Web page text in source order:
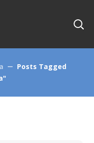
Posts Tagged